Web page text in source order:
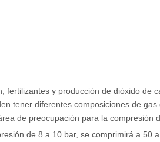
y producción de dióxido de
tener diferentes composiciones de
de preocupación para la compresión
de 8 a 10 bar, se comprimirá a 50